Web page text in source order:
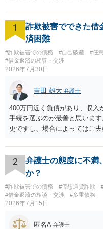
1
詐欺被害でできた借
済困難
#詐欺被害での債務 #自己破産 #任
#借金返済の相談・交渉
2026年7月30日
吉田 雄大 弁護士
400万円近く負債があり、収入
手続を選ぶのが最善と思いま
更ですし、場合によってはご
2
弁護士の態度に不満
か？
#詐欺被害での債務 #仮想通貨詐欺
#借金返済の相談・交渉
#多重債務
2026年7月15日
匿名A 弁護士